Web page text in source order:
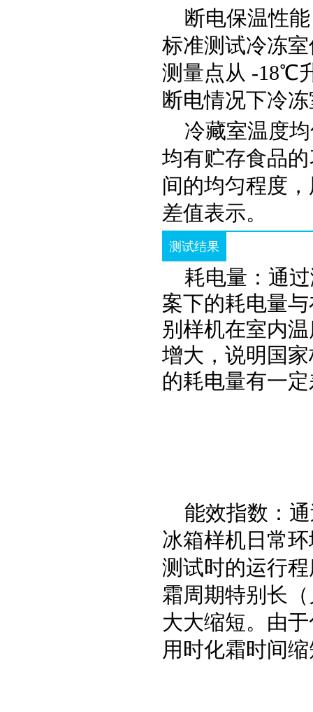
断电保温性
标准测试冷冻
测量点从 -18℃
断电情况下冷
冷藏室温度
均有贮存食品
间的均匀程度
差值表示。
测试结果
耗电量：通
案下的耗电量
别样机在室内
增大，说明国
的耗电量有一
能效指数：
冰箱样机日常
测试时的运行
霜周期特别长
大大缩短。由
用时化霜时间